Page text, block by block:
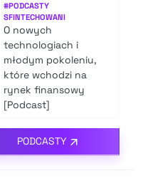
#PODCASTY
SFINTECHOWANI
O nowych
technologiach i
młodym pokoleniu,
które wchodzi na
rynek finansowy
[Podcast]
PODCASTY